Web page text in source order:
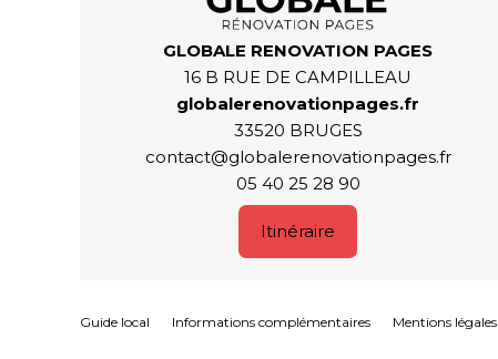
GLOBALE RENOVATION PAGES
16 B RUE DE CAMPILLEAU
globalerenovationpages.fr
33520 BRUGES
contact@globalerenovationpages.fr
05 40 25 28 90
Itinéraire
Guide local Informations complémentaires Mentions légales